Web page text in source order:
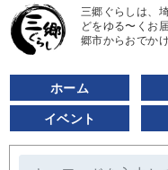
三郷ぐらしは、
どをゆる〜くお
郷市からおでか
ホーム
イベント